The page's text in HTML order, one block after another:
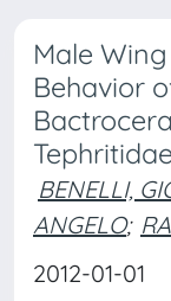
Male
Behavior
BENELLI,
ANGELO;
2012-01-01